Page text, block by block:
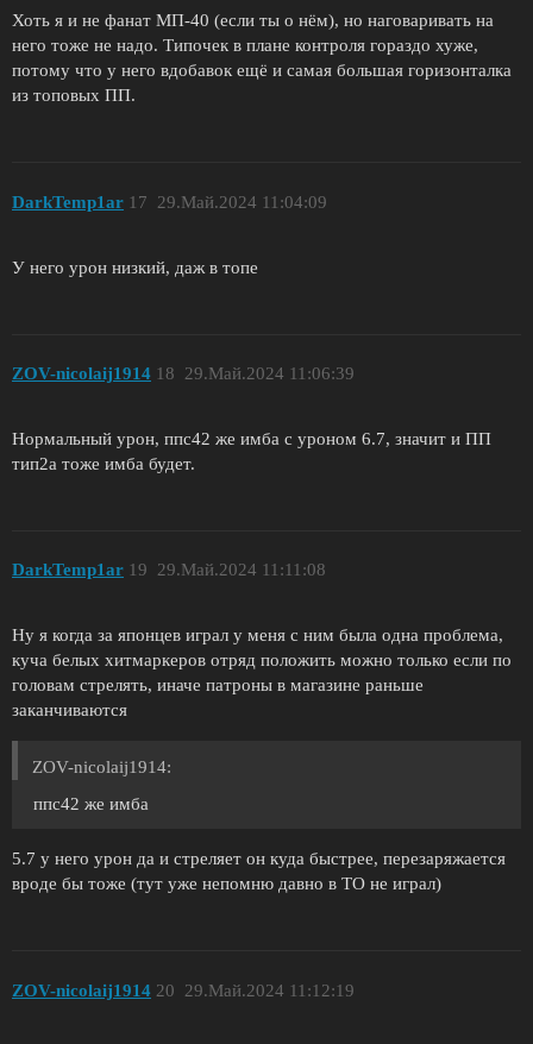
Хоть я и не фанат МП-40 (если ты о нём), но наговаривать на
него тоже не надо. Типочек в плане контроля гораздо хуже,
потому что у него вдобавок ещё и самая большая горизонталка
из топовых ПП.
DarkTemp1ar 29.Май.2024 11:04:09
17
У него урон низкий, даж в топе
ZОV-nicolaij1914 29.Май.2024 11:06:39
18
Нормальный урон, ппс42 же имба с уроном 6.7, значит и ПП
тип2а тоже имба будет.
DarkTemp1ar 29.Май.2024 11:11:08
19
Ну я когда за японцев играл у меня с ним была одна проблема,
куча белых хитмаркеров отряд положить можно только если по
головам стрелять, иначе патроны в магазине раньше
заканчиваются
ZОV-nicolaij1914:
ппс42 же имба
5.7 у него урон да и стреляет он куда быстрее, перезаряжается
вроде бы тоже (тут уже непомню давно в ТО не играл)
ZОV-nicolaij1914 29.Май.2024 11:12:19
20